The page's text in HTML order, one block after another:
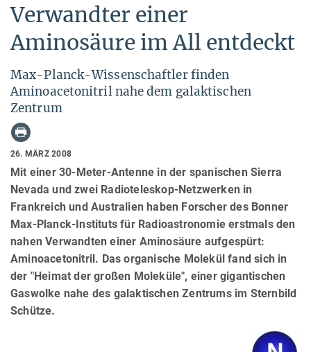
Verwandter einer
Aminosäure im All entdeckt
Max-Planck-Wissenschaftler finden
Aminoacetonitril nahe dem galaktischen
Zentrum
26. MÄRZ 2008
Mit einer 30-Meter-Antenne in der spanischen Sierra
Nevada und zwei Radioteleskop-Netzwerken in
Frankreich und Australien haben Forscher des Bonner
Max-Planck-Instituts für Radioastronomie erstmals den
nahen Verwandten einer Aminosäure aufgespürt:
Aminoacetonitril. Das organische Molekül fand sich in
der "Heimat der großen Moleküle", einer gigantischen
Gaswolke nahe des galaktischen Zentrums im Sternbild
Schütze.